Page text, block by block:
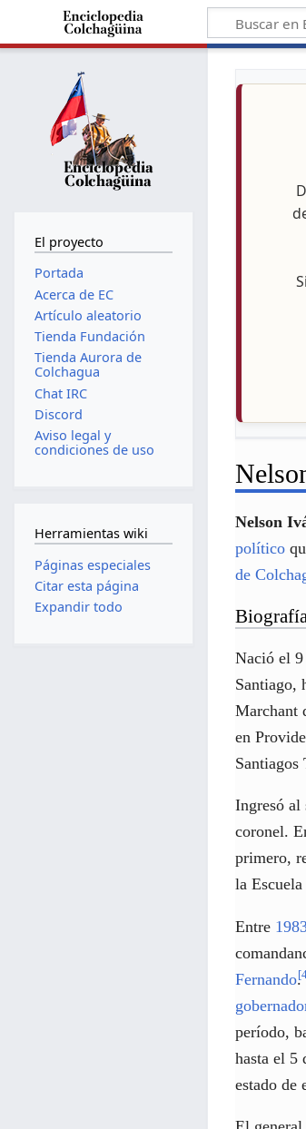
Nelson
político
de
Nació el
Santiago,
Marchant
en
Santiagos
Ingresó
coronel.
primero,
la
Entre
Fernando.[
período,
hasta el 5
estado de
El proyecto
Portada
Acerca de EC
Artículo aleatorio
Tienda Fundación
Tienda Aurora de
Colchagua
Chat IRC
Discord
Aviso legal y
condiciones de uso
Herramientas wiki
Páginas especiales
Citar esta página
Expandir todo